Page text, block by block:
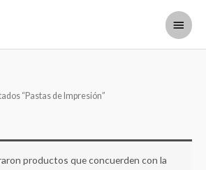
Menú
“Pastas de Impresión”
productos que concuerden con la